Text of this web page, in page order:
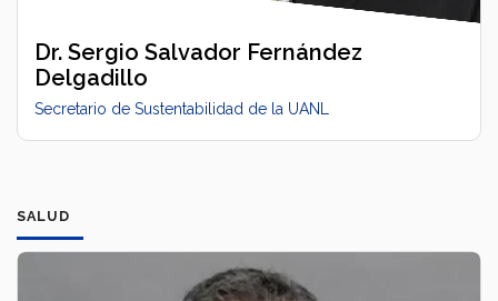
Dr. Sergio Salvador Fernández
Delgadillo
Secretario de Sustentabilidad de la UANL
SALUD